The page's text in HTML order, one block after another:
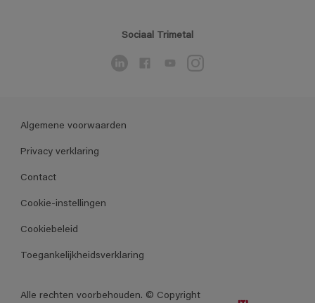
Sociaal Trimetal
Algemene voorwaarden
Privacy verklaring
Contact
Cookie-instellingen
Cookiebeleid
Toegankelijkheidsverklaring
Alle rechten voorbehouden. © Copyright